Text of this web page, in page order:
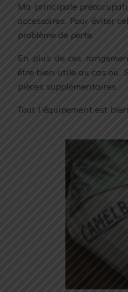
Ma principale
accessoires. Pour éviter
problème de perte.
En plus de ces
être bien utile au cas où.
pièces supplémentaires.
Tout l’équipement est